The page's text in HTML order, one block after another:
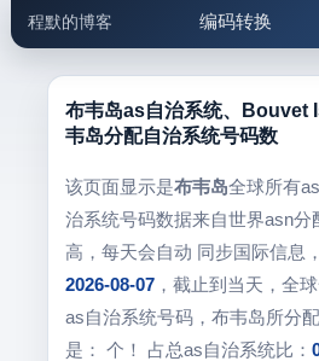
程默的博客 编码转换
邮件工具 生活便民
5.1支付宝大红包
布韦岛as自治系统、Bouvet
韦岛分配自治系统号码数
该页面显示是布韦岛全球所有
治系统号码数据来自世界asn
高，每天会自动 同步国际信息
2026-08-07，截止到当天，全
as自治系统号码，布韦岛所分
是： 个！ 占总as自治系统比：